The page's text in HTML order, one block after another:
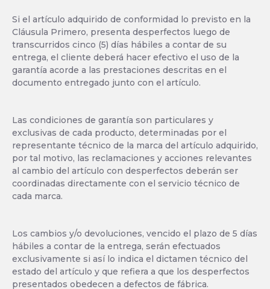
Si el artículo adquirido de conformidad lo previsto en la
Cláusula Primero, presenta desperfectos luego de
transcurridos cinco (5) días hábiles a contar de su
entrega, el cliente deberá hacer efectivo el uso de la
garantía acorde a las prestaciones descritas en el
documento entregado junto con el artículo.
Las condiciones de garantía son particulares y
exclusivas de cada producto, determinadas por el
representante técnico de la marca del artículo adquirido,
por tal motivo, las reclamaciones y acciones relevantes
al cambio del artículo con desperfectos deberán ser
coordinadas directamente con el servicio técnico de
cada marca.
Los cambios y/o devoluciones, vencido el plazo de 5 días
hábiles a contar de la entrega, serán efectuados
exclusivamente si así lo indica el dictamen técnico del
estado del artículo y que refiera a que los desperfectos
presentados obedecen a defectos de fábrica.